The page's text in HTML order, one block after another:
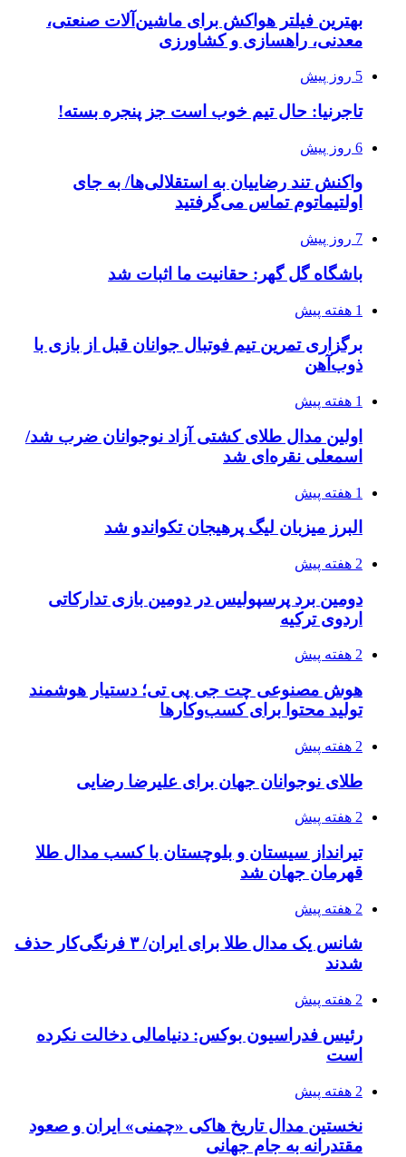
بهترین فیلتر هواکش برای ماشین‌آلات صنعتی،
معدنی، راهسازی و کشاورزی
5 روز پیش
تاجرنیا: حال تیم خوب است جز پنجره بسته!
6 روز پیش
واکنش تند رضاییان به استقلالی‌ها/ به جای
اولتیماتوم تماس می‌گرفتید
7 روز پیش
باشگاه گل گهر: حقانیت ما اثبات شد
1 هفته پیش
برگزاری تمرین تیم فوتبال جوانان قبل از بازی با
ذوب‌آهن
1 هفته پیش
اولین مدال طلای کشتی آزاد نوجوانان ضرب شد/
اسمعلی نقره‌ای شد
1 هفته پیش
البرز میزبان لیگ پرهیجان تکواندو شد
2 هفته پیش
دومین برد پرسپولیس در دومین بازی تدارکاتی
اردوی ترکیه
2 هفته پیش
هوش مصنوعی چت جی پی تی؛ دستیار هوشمند
تولید محتوا برای کسب‌وکارها
2 هفته پیش
طلای نوجوانان جهان برای علیرضا رضایی
2 هفته پیش
تیرانداز سیستان و بلوچستان با کسب مدال طلا
قهرمان جهان شد
2 هفته پیش
شانس یک مدال طلا برای ایران/ ۳ فرنگی‌کار حذف
شدند
2 هفته پیش
رئیس فدراسیون بوکس: دنیامالی دخالت نکرده
است
2 هفته پیش
نخستین مدال تاریخ هاکی «چمنی» ایران و صعود
مقتدرانه به جام جهانی